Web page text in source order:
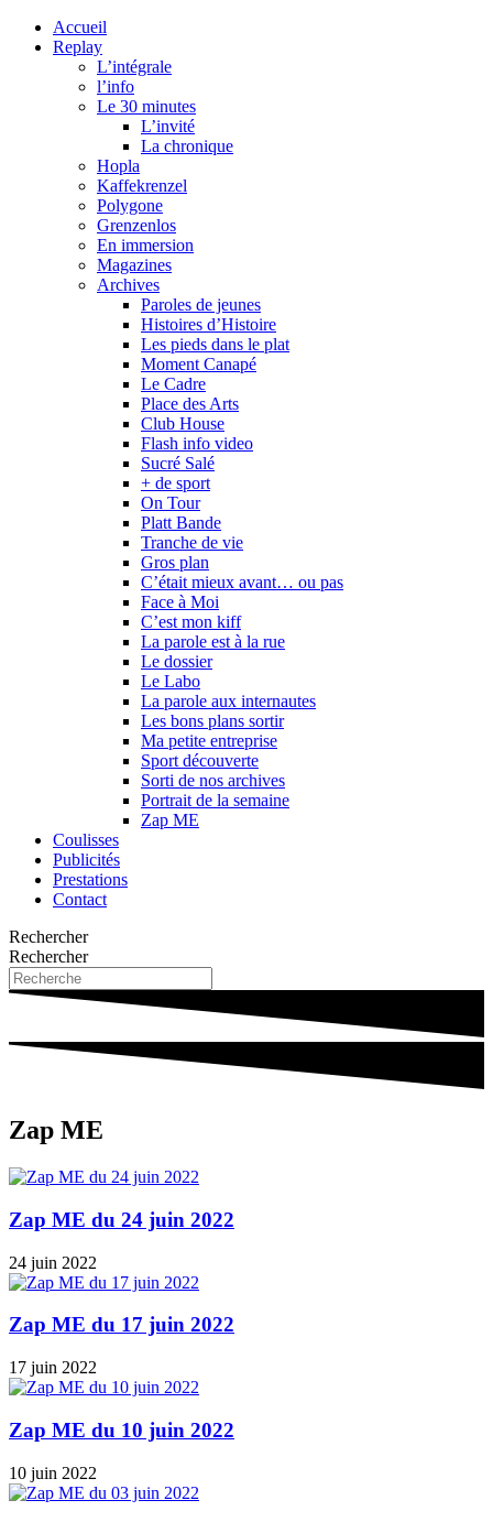
Accueil
Replay
L’intégrale
l’info
Le 30 minutes
L’invité
La chronique
Hopla
Kaffekrenzel
Polygone
Grenzenlos
En immersion
Magazines
Archives
Paroles de jeunes
Histoires d’Histoire
Les pieds dans le plat
Moment Canapé
Le Cadre
Place des Arts
Club House
Flash info video
Sucré Salé
+ de sport
On Tour
Platt Bande
Tranche de vie
Gros plan
C’était mieux avant… ou pas
Face à Moi
C’est mon kiff
La parole est à la rue
Le dossier
Le Labo
La parole aux internautes
Les bons plans sortir
Ma petite entreprise
Sport découverte
Sorti de nos archives
Portrait de la semaine
Zap ME
Coulisses
Publicités
Prestations
Contact
Rechercher
Rechercher
Zap ME
Zap ME du 24 juin 2022
24 juin 2022
Zap ME du 17 juin 2022
17 juin 2022
Zap ME du 10 juin 2022
10 juin 2022